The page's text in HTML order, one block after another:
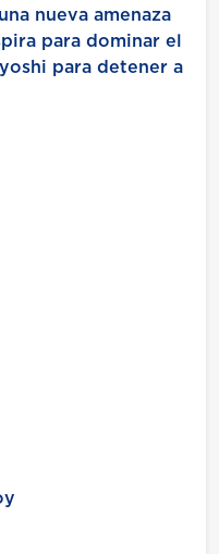
nueva amenaza
para dominar el
para detener a